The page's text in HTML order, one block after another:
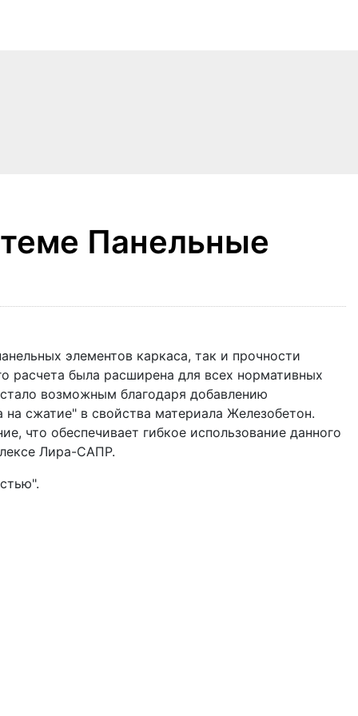
Панельные
элементов каркаса, так и прочности
расчета была расширена для всех нормативных
возможным благодаря добавлению
сжатие" в свойства материала Железобетон.
что обеспечивает гибкое использование данного
Лира-САПР.